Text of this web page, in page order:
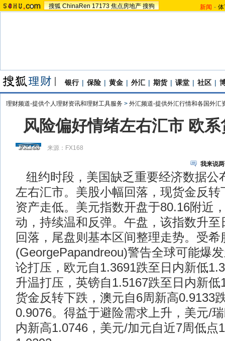
搜狐 ChinaRen 17173 焦点房地产 搜狗 新闻 -
银行 | 保险 | 黄金 | 外汇 | 期货 | 课堂 | 社区 |
理财频道-提供个人理财资讯和理财工具服务 > 外汇频道-提供外汇行情和各国外汇
风险偏好情绪左右汇市 欧
来源： FX168
我来说
纽约时段，美国缺乏重要经济数据公
左右汇市。美股小幅回落，现货金反转
资产走低。美元指数开盘于80.16附近
动，持续温和反弹。午盘，该指数升至
回落，尾盘则基本区间整理走势。受
(GeorgePapandreou)警告全球可能爆
论打压，欧元自1.3691跌至日内新低
升温打压，英镑自1.5167跌至日内新低
货金反转下跌，澳元自6周新高0.9133
0.9076。得益于避险需求上升，美元/
内新高1.0746，美元/加元自近7周低点